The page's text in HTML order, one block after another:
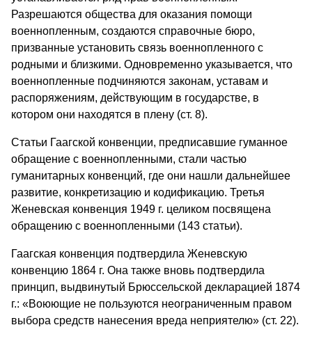
Разрешаются общества для оказания помощи
военнопленным, создаются справочные бюро,
призванные установить связь военнопленного с
родными и близкими. Одновременно указывается, что
военнопленные подчиняются законам, уставам и
распоряжениям, действующим в государстве, в
котором они находятся в плену (ст. 8).
Статьи Гаагской конвенции, предписавшие гуманное
обращение с военнопленными, стали частью
гуманитарных конвенций, где они нашли дальнейшее
развитие, конкретизацию и кодификацию. Третья
Женевская конвенция 1949 г. целиком посвящена
обращению с военнопленными (143 статьи).
Гаагская конвенция подтвердила Женевскую
конвенцию 1864 г. Она также вновь подтвердила
принцип, выдвинутый Брюссельской декларацией 1874
г.: «Воюющие не пользуются неограниченным правом
выбора средств нанесения вреда неприятелю» (ст. 22).